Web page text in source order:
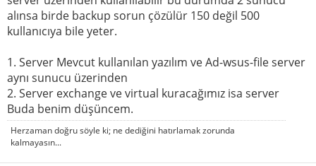
alınsa birde backup sorun çözülür 150 değil 500
kullanıcıya bile yeter.
1. Server Mevcut kullanılan yazılım ve Ad-wsus-file server
aynı sunucu üzerinden
2. Server exchange ve virtual kuracağımız isa server
Buda benim düşüncem.
Herzaman doğru söyle ki; ne dediğini hatırlamak zorunda
kalmayasın...